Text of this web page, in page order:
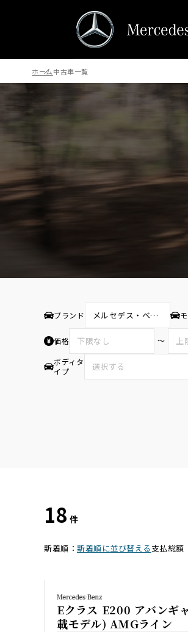
ホーム中古車一覧
ブランド
価格 〜
ボディタ
イプ
18 件
新着順：新着順に並び替える 支払総額
Eクラス E200 アバンギ
載モデル) AMGライン